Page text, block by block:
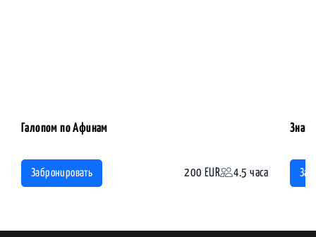
Галопом по Афинам
Забронировать 200 EUR 4.5 часа